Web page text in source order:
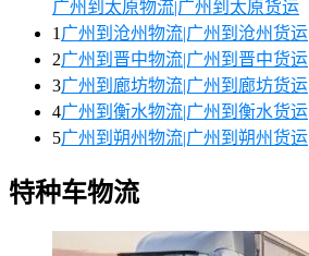
广州到太原物流|广州到太原货运
1 广州到沧州物流|广州到沧州货运
2广州到晋中物流|广州到晋中货运
3广州到廊坊物流|广州到廊坊货运
4广州到衡水物流|广州到衡水货运
5广州到朔州物流|广州到朔州货运
特种车物流